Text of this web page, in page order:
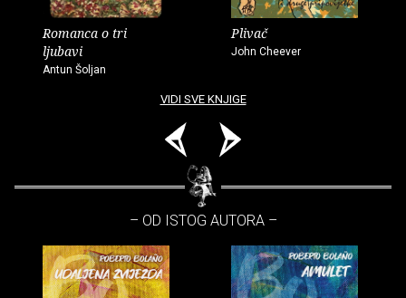
Romanca o tri
ljubavi
Antun Šoljan
Plivač
John Cheever
VIDI SVE KNJIGE
– OD ISTOG AUTORA –